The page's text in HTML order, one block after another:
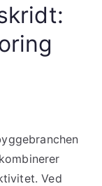
Ved